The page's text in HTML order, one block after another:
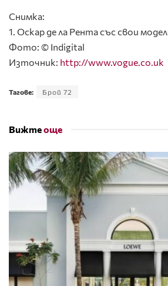
Снимка:
1. Оскар де ла Рента със свои
Фото: © Indigital
Източник: http://www.vogue.co.uk
Тагове: Брой 72
Вижтеоще